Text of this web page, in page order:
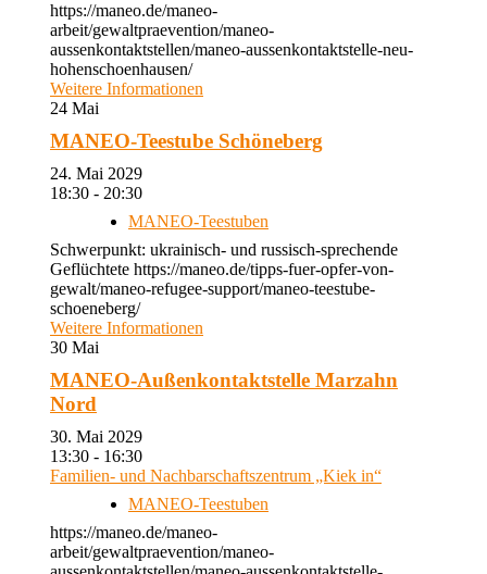
https://maneo.de/maneo-
arbeit/gewaltpraevention/maneo-
aussenkontaktstellen/maneo-aussenkontaktstelle-neu-
hohenschoenhausen/
Weitere Informationen
24 Mai
MANEO-Teestube Schöneberg
24. Mai 2029
18:30 - 20:30
MANEO-Teestuben
Schwerpunkt: ukrainisch- und russisch-sprechende
Geflüchtete https://maneo.de/tipps-fuer-opfer-von-
gewalt/maneo-refugee-support/maneo-teestube-
schoeneberg/
Weitere Informationen
30 Mai
MANEO-Außenkontaktstelle Marzahn
Nord
30. Mai 2029
13:30 - 16:30
Familien- und Nachbarschaftszentrum „Kiek in“
MANEO-Teestuben
https://maneo.de/maneo-
arbeit/gewaltpraevention/maneo-